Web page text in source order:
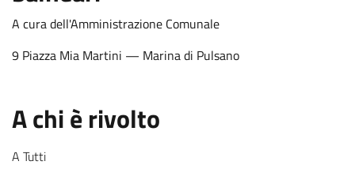
A cura dell'Amministrazione Comunale
9 Piazza Mia Martini — Marina di Pulsano
A chi è rivolto
A Tutti